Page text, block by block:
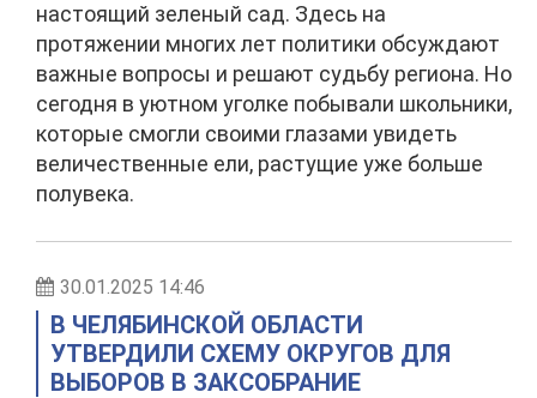
настоящий зеленый сад. Здесь на
протяжении многих лет политики обсуждают
важные вопросы и решают судьбу региона. Но
сегодня в уютном уголке побывали школьники,
которые смогли своими глазами увидеть
величественные ели, растущие уже больше
полувека.
30.01.2025 14:46
В ЧЕЛЯБИНСКОЙ ОБЛАСТИ
УТВЕРДИЛИ СХЕМУ ОКРУГОВ ДЛЯ
ВЫБОРОВ В ЗАКСОБРАНИЕ